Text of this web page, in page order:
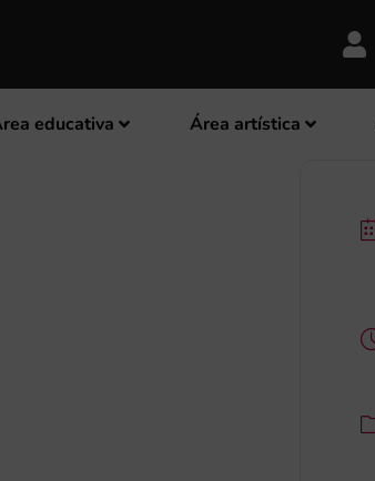
educativa Área artística